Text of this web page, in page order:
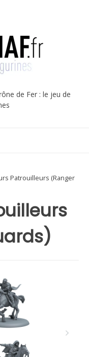
de Fer : le jeu de
Patrouilleurs (Ranger